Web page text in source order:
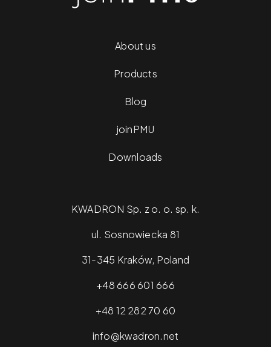
About us
Products
Blog
joinPMU
Downloads
KWADRON Sp. z o. o. sp. k.
ul. Sosnowiecka 81
31-345 Kraków, Poland
+48 666 601 666
+48 12 282 70 60
info@kwadron.net